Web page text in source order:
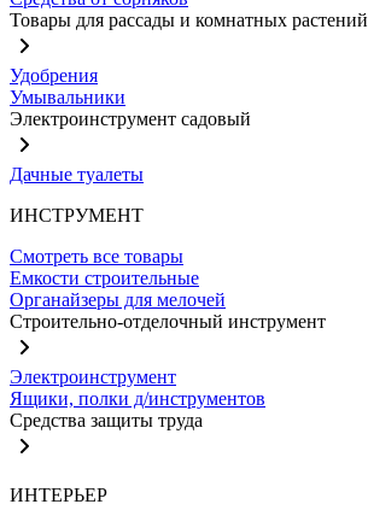
Товары для рассады и комнатных растений
Удобрения
Умывальники
Электроинструмент садовый
Дачные туалеты
ИНСТРУМЕНТ
Смотреть все товары
Емкости строительные
Органайзеры для мелочей
Строительно-отделочный инструмент
Электроинструмент
Ящики, полки д/инструментов
Средства защиты труда
ИНТЕРЬЕР